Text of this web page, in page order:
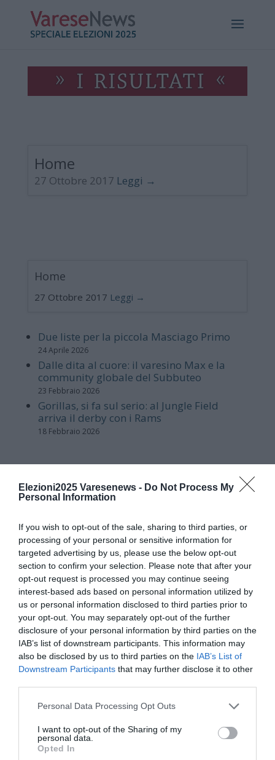
Elezioni2025 Varesenews - Do Not Process My
Personal Information
If you wish to opt-out of the sale, sharing to third parties, or
processing of your personal or sensitive information for
targeted advertising by us, please use the below opt-out
section to confirm your selection. Please note that after your
opt-out request is processed you may continue seeing
interest-based ads based on personal information utilized by
us or personal information disclosed to third parties prior to
your opt-out. You may separately opt-out of the further
disclosure of your personal information by third parties on the
IAB’s list of downstream participants. This information may
also be disclosed by us to third parties on the IAB’s List of
Downstream Participants that may further disclose it to other
Personal Data Processing Opt Outs
I want to opt-out of the Sharing of my
personal data.
Opted In
Home
27 Ottobre 2017 Leggi →
Home
27 Ottobre 2017 Leggi →
Due liste per la piccola Masciago Primo
24 Aprile 2026
Dalle dita al cuore: il varesino Max e la
community globale del Subbuteo
23 Febbraio 2026
Gorillas, si fa sul serio: al Jungle Field
arriva il derby con i Rams
18 Febbraio 2026
Home
Piccolo e dinamico. Il circolo Acli nel cuore
del borgo di Ispra
22 Luglio 2025
Il coordinamento provinciale di Italia Viva
si congratula con Ilaria Pagani per la
vittoria a Saronno
2 Luglio 2025
Il nuovo Consiglio comunale di Saronno è
“assemblato”, l’Amministrazione di Ilaria
Pagani può partire
Ultime News